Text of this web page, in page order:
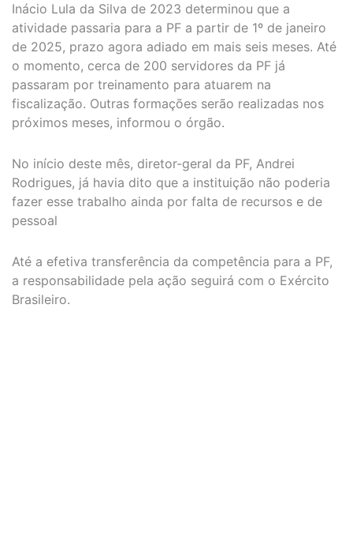
Inácio Lula da Silva de 2023 determinou que a
atividade passaria para a PF a partir de 1º de janeiro
de 2025, prazo agora adiado em mais seis meses. Até
o momento, cerca de 200 servidores da PF já
passaram por treinamento para atuarem na
fiscalização. Outras formações serão realizadas nos
próximos meses, informou o órgão.
No início deste mês, diretor-geral da PF, Andrei
Rodrigues, já havia dito que a instituição não poderia
fazer esse trabalho ainda por falta de recursos e de
pessoal
Até a efetiva transferência da competência para a PF,
a responsabilidade pela ação seguirá com o Exército
Brasileiro.